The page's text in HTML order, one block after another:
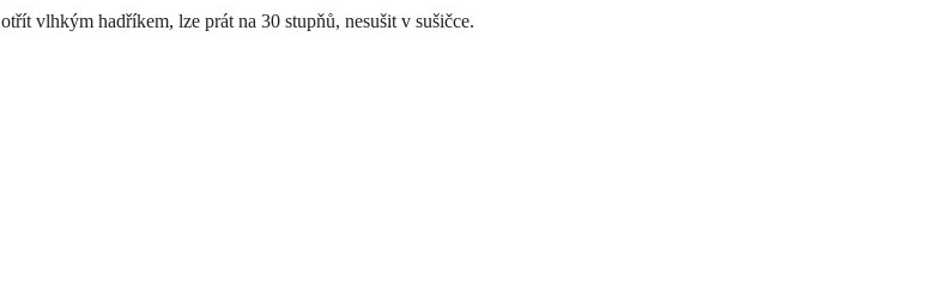
vlhkým hadříkem, lze prát na 30 stupňů, nesušit v sušičce.